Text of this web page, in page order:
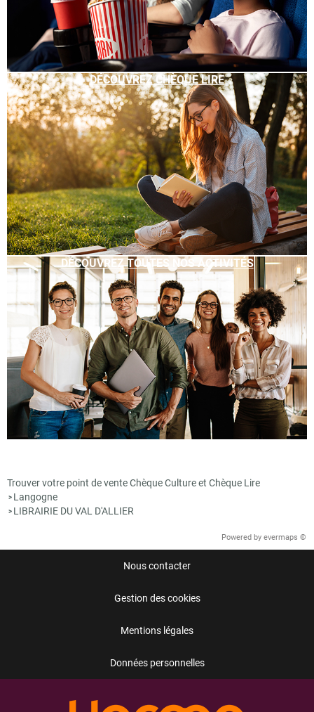
DÉCOUVREZ CHÈQUE LIRE
DÉCOUVREZ TOUTES NOS ACTIVITÉS
Trouver votre point de vente Chèque Culture et Chèque Lire
> Langogne
> LIBRAIRIE DU VAL D'ALLIER
Powered by evermaps ©
Nous contacter
Gestion des cookies
Mentions légales
Données personnelles